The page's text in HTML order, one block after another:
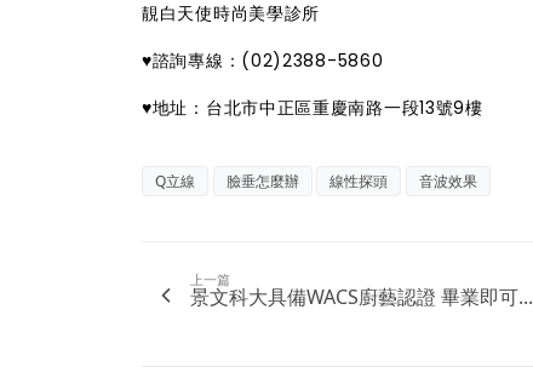
靚白天使時尚美學診所
♥諮詢專線：(02)2388-5860
♥地址：台北市中正區重慶南路一段13號9樓
Q立線 臉垂怎麼辦 線性探頭 音波效果
上一篇
景文科大具備WACS廚藝認證 畢業即可...